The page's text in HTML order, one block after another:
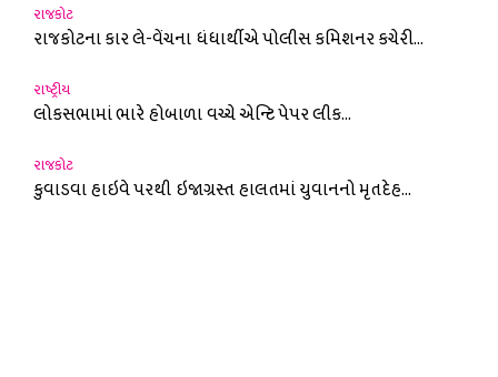
રાજકોટ
રાજકોટના કાર લે-વેંચના ધંધાર્થીએ પોલીસ કમિશનર કચેરી...
રાષ્ટ્રીય
લોકસભામાં ભારે હોબાળા વચ્ચે એન્ટિ પેપર લીક...
રાજકોટ
કુવાડવા હાઇવે પરથી ઇજાગ્રસ્ત હાલતમાં યુવાનનો મૃતદેહ...